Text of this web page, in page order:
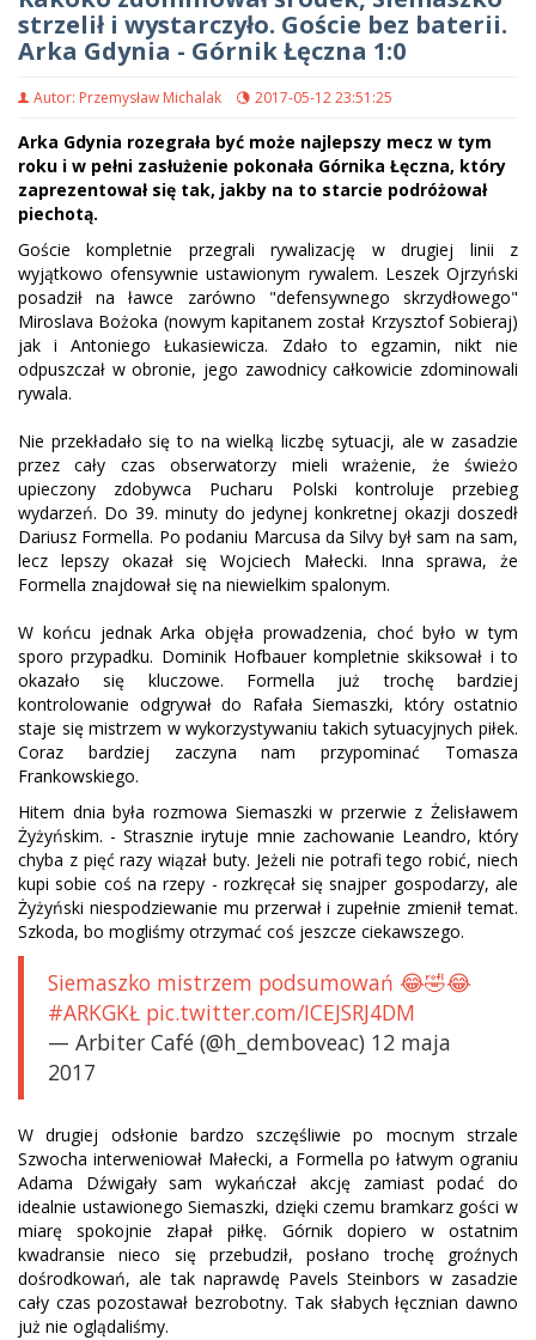
strzelił i wystarczyło. Goście bez baterii.
Arka Gdynia - Górnik Łęczna 1:0
Autor: Przemysław Michalak 2017-05-12 23:51:25
Arka Gdynia rozegrała być może najlepszy mecz w tym
roku i w pełni zasłużenie pokonała Górnika Łęczna, który
zaprezentował się tak, jakby na to starcie podróżował
piechotą.
Goście kompletnie przegrali rywalizację w drugiej linii z
wyjątkowo ofensywnie ustawionym rywalem. Leszek Ojrzyński
posadził na ławce zarówno "defensywnego skrzydłowego"
Miroslava Bożoka (nowym kapitanem został Krzysztof Sobieraj)
jak i Antoniego Łukasiewicza. Zdało to egzamin, nikt nie
odpuszczał w obronie, jego zawodnicy całkowicie zdominowali
rywala.
Nie przekładało się to na wielką liczbę sytuacji, ale w zasadzie
przez cały czas obserwatorzy mieli wrażenie, że świeżo
upieczony zdobywca Pucharu Polski kontroluje przebieg
wydarzeń. Do 39. minuty do jedynej konkretnej okazji doszedł
Dariusz Formella. Po podaniu Marcusa da Silvy był sam na sam,
lecz lepszy okazał się Wojciech Małecki. Inna sprawa, że
Formella znajdował się na niewielkim spalonym.
W końcu jednak Arka objęła prowadzenia, choć było w tym
sporo przypadku. Dominik Hofbauer kompletnie skiksował i to
okazało się kluczowe. Formella już trochę bardziej
kontrolowanie odgrywał do Rafała Siemaszki, który ostatnio
staje się mistrzem w wykorzystywaniu takich sytuacyjnych piłek.
Coraz bardziej zaczyna nam przypominać Tomasza
Frankowskiego.
Hitem dnia była rozmowa Siemaszki w przerwie z Żelisławem
Żyżyńskim. - Strasznie irytuje mnie zachowanie Leandro, który
chyba z pięć razy wiązał buty. Jeżeli nie potrafi tego robić, niech
kupi sobie coś na rzepy - rozkręcał się snajper gospodarzy, ale
Żyżyński niespodziewanie mu przerwał i zupełnie zmienił temat.
Szkoda, bo mogliśmy otrzymać coś jeszcze ciekawszego.
Siemaszko mistrzem podsumowań 😂🤣😂
#ARKGKŁ pic.twitter.com/ICEJSRJ4DM
— Arbiter Café (@h_demboveac) 12 maja
2017
W drugiej odsłonie bardzo szczęśliwie po mocnym strzale
Szwocha interweniował Małecki, a Formella po łatwym ograniu
Adama Dźwigały sam wykańczał akcję zamiast podać do
idealnie ustawionego Siemaszki, dzięki czemu bramkarz gości w
miarę spokojnie złapał piłkę. Górnik dopiero w ostatnim
kwadransie nieco się przebudził, posłano trochę groźnych
dośrodkowań, ale tak naprawdę Pavels Steinbors w zasadzie
cały czas pozostawał bezrobotny. Tak słabych łęcznian dawno
już nie oglądaliśmy.